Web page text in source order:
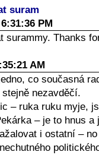
suram
PM
surammy. Thanks
AM
co současná
nezavděčí.
– ruka ruku myje,
– je to hnus
i ostatní –